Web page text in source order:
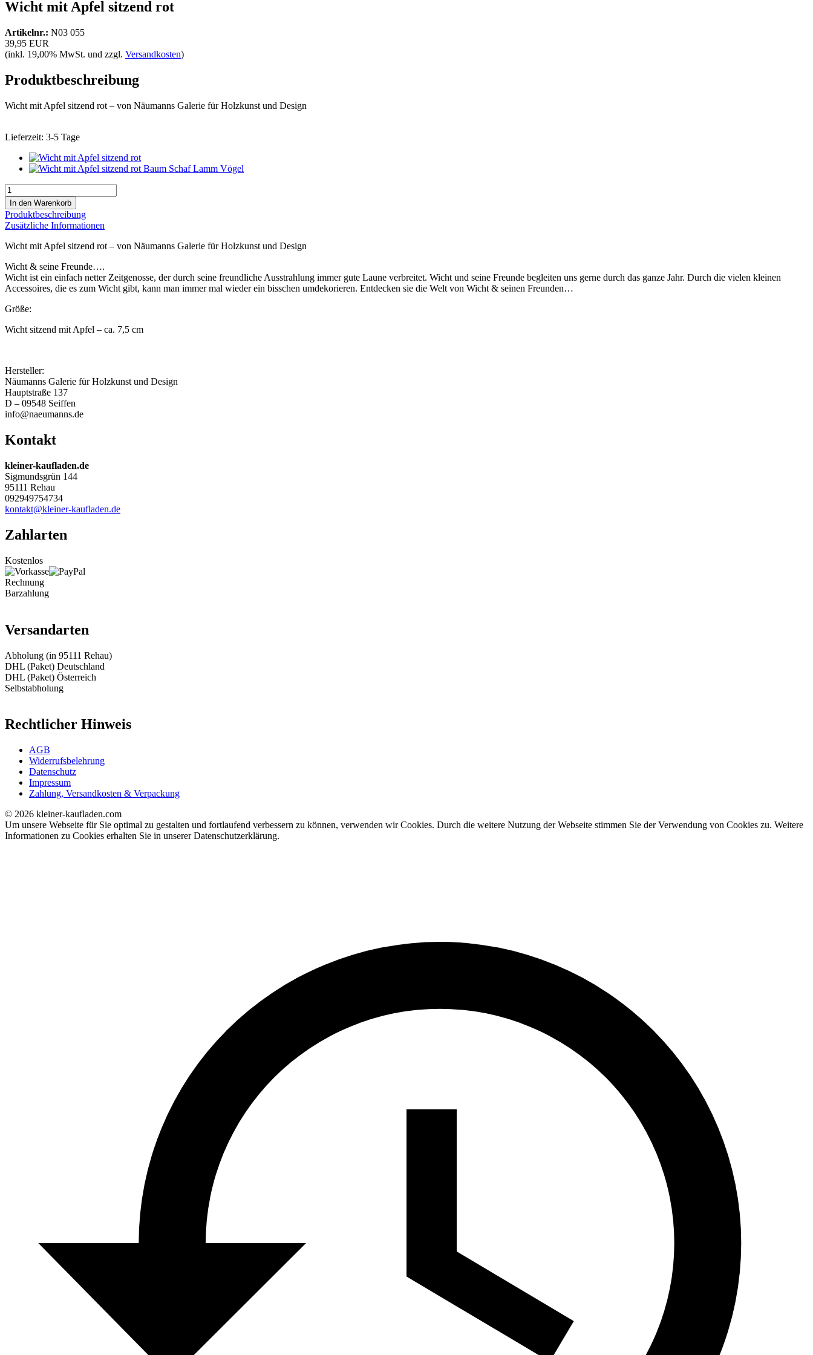
Wicht mit Apfel sitzend rot
Artikelnr.: N03 055
39,95 EUR
(inkl. 19,00% MwSt. und zzgl. Versandkosten)
Produktbeschreibung
Wicht mit Apfel sitzend rot – von Näumanns Galerie für Holzkunst und Design
Lieferzeit: 3-5 Tage
Produktbeschreibung
Zusätzliche Informationen
Wicht mit Apfel sitzend rot – von Näumanns Galerie für Holzkunst und Design
Wicht & seine Freunde….
Wicht ist ein einfach netter Zeitgenosse, der durch seine freundliche Ausstrahlung immer gute Laune verbreitet. Wicht und seine Freunde begleiten uns gerne durch das ganze Jahr. Durch die vielen kleinen
Accessoires, die es zum Wicht gibt, kann man immer mal wieder ein bisschen umdekorieren. Entdecken sie die Welt von Wicht & seinen Freunden…
Größe:
Wicht sitzend mit Apfel – ca. 7,5 cm
Hersteller:
Näumanns Galerie für Holzkunst und Design
Hauptstraße 137
D – 09548 Seiffen
info@naeumanns.de
Kontakt
kleiner-kaufladen.de
Sigmundsgrün 144
95111 Rehau
092949754734
kontakt@kleiner-kaufladen.de
Zahlarten
Kostenlos
Rechnung
Barzahlung
Versandarten
Abholung (in 95111 Rehau)
DHL (Paket) Deutschland
DHL (Paket) Österreich
Selbstabholung
Rechtlicher Hinweis
AGB
Widerrufsbelehrung
Datenschutz
Impressum
Zahlung, Versandkosten & Verpackung
© 2026 kleiner-kaufladen.com
Um unsere Webseite für Sie optimal zu gestalten und fortlaufend verbessern zu können, verwenden wir Cookies. Durch die weitere Nutzung der Webseite stimmen Sie der Verwendung von Cookies zu. Weitere
Informationen zu Cookies erhalten Sie in unserer Datenschutzerklärung.